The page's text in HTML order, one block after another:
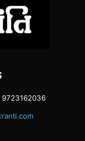
9723162036